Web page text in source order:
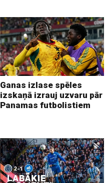
Ganas izlase spēles
izskaņā izrauj uzvaru pār
Panamas futbolistiem